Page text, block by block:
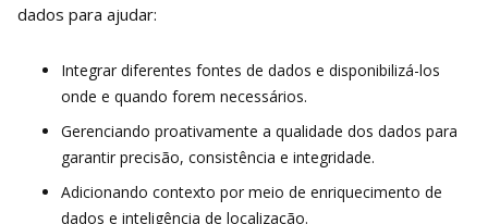
dados para ajudar:
Integrar diferentes fontes de dados e disponibilizá-los
onde e quando forem necessários.
Gerenciando proativamente a qualidade dos dados para
garantir precisão, consistência e integridade.
Adicionando contexto por meio de enriquecimento de
dados e inteligência de localização.